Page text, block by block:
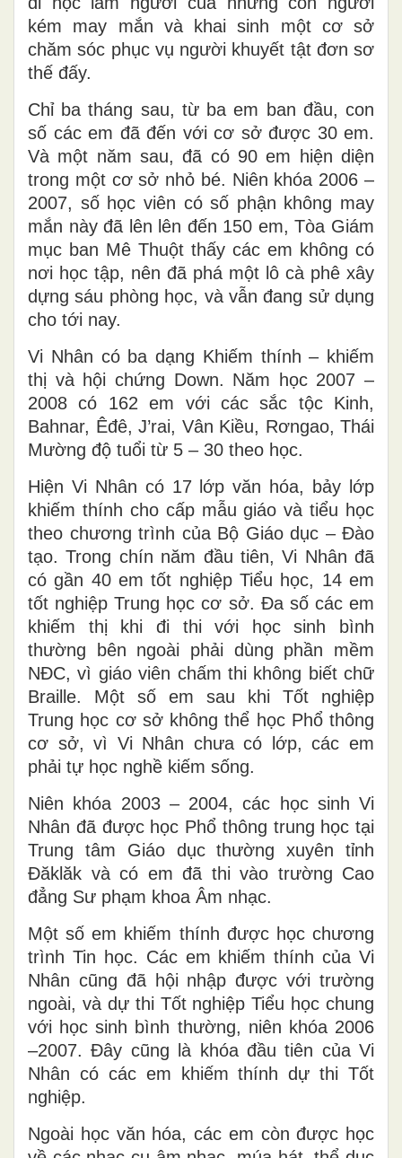
kém may mắn và khai sinh một cơ sở
chăm sóc phục vụ người khuyết tật đơn sơ
thế đấy.
Chỉ ba tháng sau, từ ba em ban đầu, con
số các em đã đến với cơ sở được 30 em.
Và một năm sau, đã có 90 em hiện diện
trong một cơ sở nhỏ bé. Niên khóa 2006 –
2007, số học viên có số phận không may
mắn này đã lên lên đến 150 em, Tòa Giám
mục ban Mê Thuột thấy các em không có
nơi học tập, nên đã phá một lô cà phê xây
dựng sáu phòng học, và vẫn đang sử dụng
cho tới nay.
Vi Nhân có ba dạng Khiếm thính – khiếm
thị và hội chứng Down. Năm học 2007 –
2008 có 162 em với các sắc tộc Kinh,
Bahnar, Êđê, J’rai, Vân Kiều, Rơngao, Thái
Mường độ tuổi từ 5 – 30 theo học.
Hiện Vi Nhân có 17 lớp văn hóa, bảy lớp
khiếm thính cho cấp mẫu giáo và tiểu học
theo chương trình của Bộ Giáo dục – Đào
tạo. Trong chín năm đầu tiên, Vi Nhân đã
có gần 40 em tốt nghiệp Tiểu học, 14 em
tốt nghiệp Trung học cơ sở. Đa số các em
khiếm thị khi đi thi với học sinh bình
thường bên ngoài phải dùng phần mềm
NĐC, vì giáo viên chấm thi không biết chữ
Braille. Một số em sau khi Tốt nghiệp
Trung học cơ sở không thể học Phổ thông
cơ sở, vì Vi Nhân chưa có lớp, các em
phải tự học nghề kiếm sống.
Niên khóa 2003 – 2004, các học sinh Vi
Nhân đã được học Phổ thông trung học tại
Trung tâm Giáo dục thường xuyên tỉnh
Đăklăk và có em đã thi vào trường Cao
đẳng Sư phạm khoa Âm nhạc.
Một số em khiếm thính được học chương
trình Tin học. Các em khiếm thính của Vi
Nhân cũng đã hội nhập được với trường
ngoài, và dự thi Tốt nghiệp Tiểu học chung
với học sinh bình thường, niên khóa 2006
–2007. Đây cũng là khóa đầu tiên của Vi
Nhân có các em khiếm thính dự thi Tốt
nghiệp.
Ngoài học văn hóa, các em còn được học